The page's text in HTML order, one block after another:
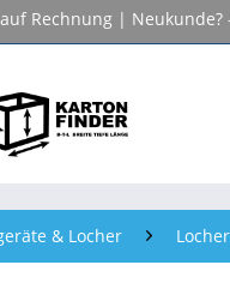
Rechnung |
& Locher Locher